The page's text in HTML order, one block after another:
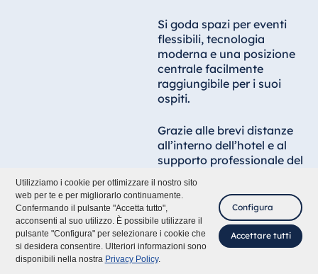
Utilizziamo i cookie per ottimizzare il nostro sito
web per te e per migliorarlo continuamente.
Confermando il pulsante "Accetta tutto",
acconsenti al suo utilizzo. È possibile utilizzare il
pulsante "Configura" per selezionare i cookie che
si desidera consentire. Ulteriori informazioni sono
disponibili nella nostra Privacy Policy.
Configura
Accettare tutti
Si goda spazi per eventi
flessibili, tecnologia
moderna e una posizione
centrale facilmente
raggiungibile per i suoi
ospiti.
Grazie alle brevi distanze
all’interno dell’hotel e al
supporto professionale del
eventi, la sua
manifestazione sarà
organizzata in modo
efficiente e di successo.
La posizione centrale sulla